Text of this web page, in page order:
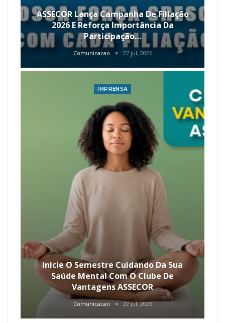
ASSECOR Lança Campanha De Filiação
2026 E Reforça Importância Da
Participação…
Comunicacao 27 jul, 2026
IMPRENSA
Inicie O Semestre Cuidando Da Sua
Saúde Mental Com O Clube De
Vantagens ASSECOR
Comunicacao 22 jul, 2026